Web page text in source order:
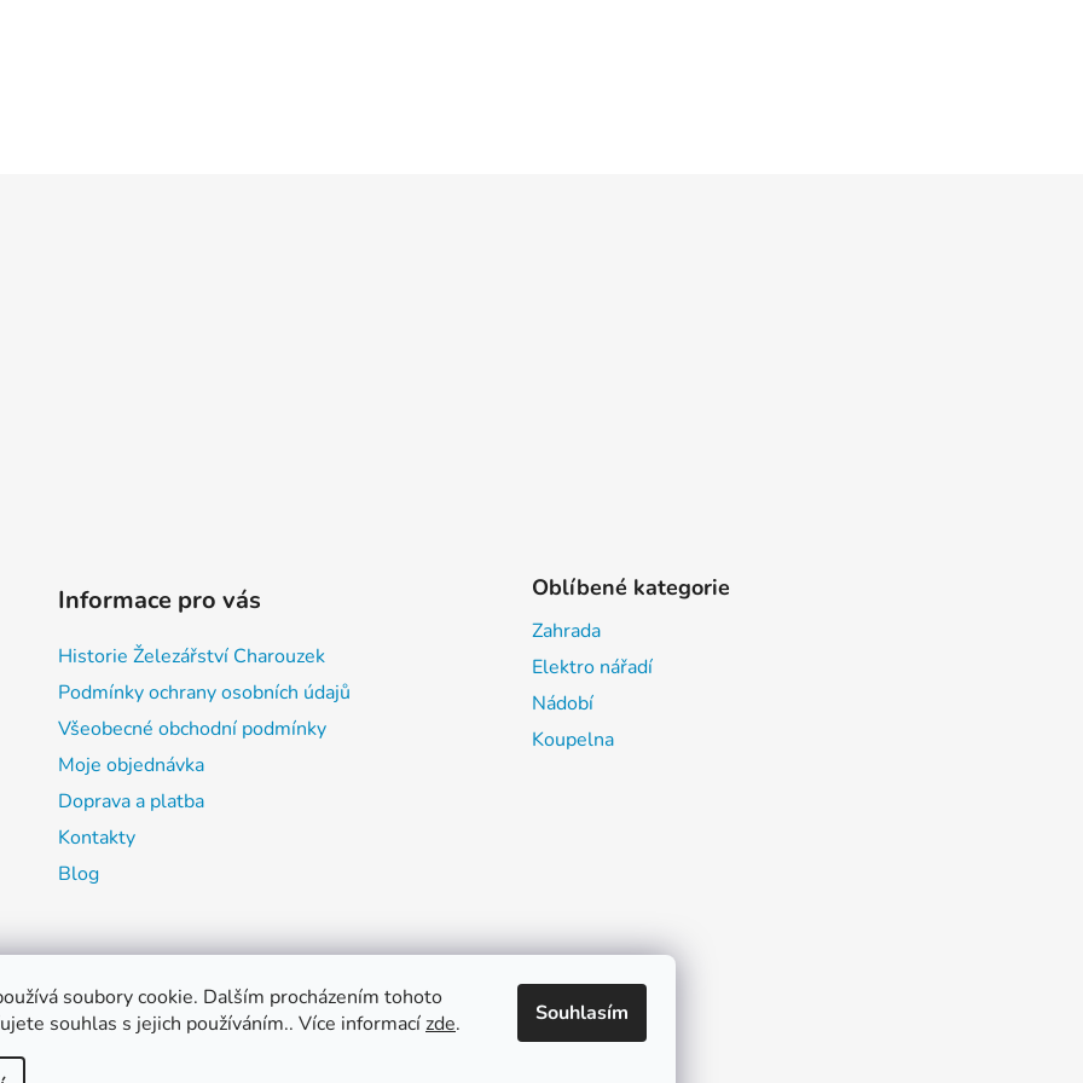
soubory cookie. Dalším procházením tohoto
souhlas s jejich používáním.. Více informacízde. Souhlasím
Informace pro vás
Historie Železářství Charouzek
Podmínky ochrany osobních údajů
Všeobecné obchodní podmínky
Moje objednávka
Doprava a platba
Kontakty
Blog
Oblíbené kategorie
Zahrada
Elektro nářadí
Nádobí
Koupelna